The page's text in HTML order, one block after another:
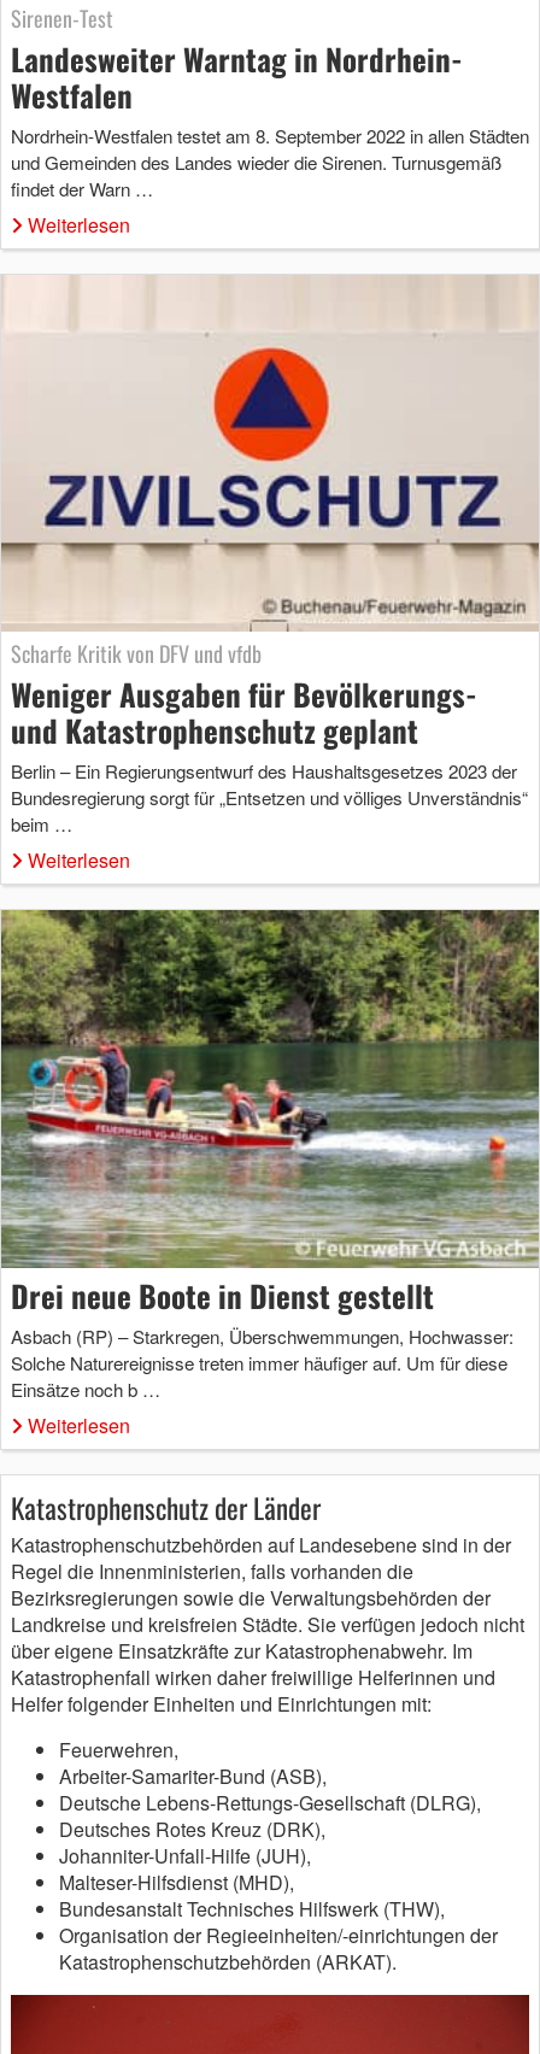
Sirenen-Test
Landesweiter Warntag in Nordrhein-
Westfalen
Nordrhein-Westfalen testet am 8. September 2022 in allen Städten
und Gemeinden des Landes wieder die Sirenen. Turnusgemäß
findet der Warn …
Weiterlesen
Scharfe Kritik von DFV und vfdb
Weniger Ausgaben für Bevölkerungs-
und Katastrophenschutz geplant
Berlin – Ein Regierungsentwurf des Haushaltsgesetzes 2023 der
Bundesregierung sorgt für „Entsetzen und völliges Unverständnis“
beim …
Weiterlesen
Drei neue Boote in Dienst gestellt
Asbach (RP) – Starkregen, Überschwemmungen, Hochwasser:
Solche Naturereignisse treten immer häufiger auf. Um für diese
Einsätze noch b …
Weiterlesen
Katastrophenschutz der Länder
Katastrophenschutzbehörden auf Landesebene sind in der
Regel die Innenministerien, falls vorhanden die
Bezirksregierungen sowie die Verwaltungsbehörden der
Landkreise und kreisfreien Städte. Sie verfügen jedoch nicht
über eigene Einsatzkräfte zur Katastrophenabwehr. Im
Katastrophenfall wirken daher freiwillige Helferinnen und
Helfer folgender Einheiten und Einrichtungen mit:
Feuerwehren,
Arbeiter-Samariter-Bund (ASB),
Deutsche Lebens-Rettungs-Gesellschaft (DLRG),
Deutsches Rotes Kreuz (DRK),
Johanniter-Unfall-Hilfe (JUH),
Malteser-Hilfsdienst (MHD),
Bundesanstalt Technisches Hilfswerk (THW),
Organisation der Regieeinheiten/-einrichtungen der
Katastrophenschutzbehörden (ARKAT).